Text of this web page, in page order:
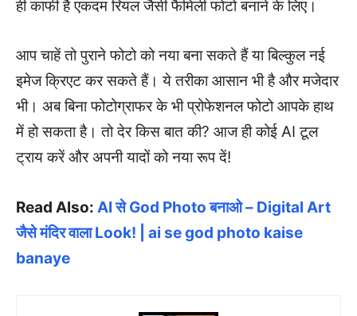
ही काफी है एकदम रियल जैसी फैमिली फोटो बनाने के लिए।
आप चाहें तो पुराने फोटो को नया बना सकते हैं या बिल्कुल नई
इमेज क्रिएट कर सकते हैं। ये तरीका आसान भी है और मजेदार
भी। अब बिना फोटोग्राफर के भी प्रोफेशनल फोटो आपके हाथ
में हो सकता है। तो देर किस बात की? आज ही कोई AI टूल
ट्राय करें और अपनी यादों को नया रूप दें!
Read Also: AI से God Photo बनाओ – Digital Art
जैसे मंदिर वाला Look! | ai se god photo kaise
banaye